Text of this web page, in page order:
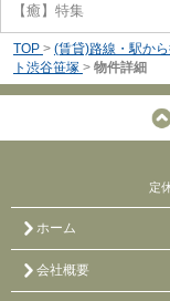
【癒】特集
TOP > (賃貸)路線・駅か
ト渋谷笹塚 > 物件詳細
定
ホーム
会社概要